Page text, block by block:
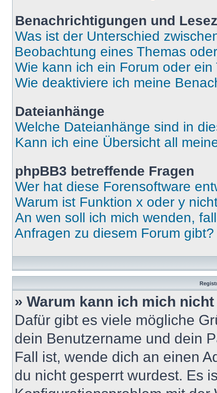
Benachrichtigungen und
Was ist der Unterschied
Beobachtung eines Themas
Wie kann ich ein Forum oder
Wie deaktiviere ich meine
Dateianhänge
Welche Dateianhänge sind in
Kann ich eine Übersicht all
phpBB3 betreffende Fragen
Wer hat diese Forensoftware
Warum ist Funktion x oder y
An wen soll ich mich wenden,
Anfragen zu diesem Forum gibt?
» Warum kann ich mich
Dafür gibt es viele mögliche
dein Benutzername und dein
Fall ist, wende dich an einen
du nicht gesperrt wurdest. Es